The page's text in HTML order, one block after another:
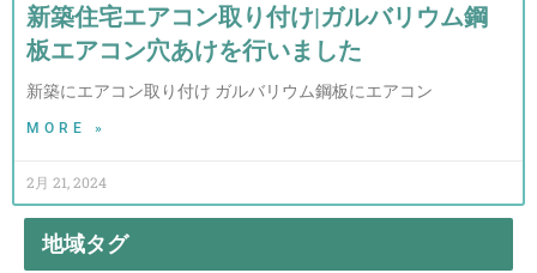
新築住宅エアコン取り付け|ガルバリウム鋼
板エアコン穴あけを行いました
新築にエアコン取り付け ガルバリウム鋼板にエアコン
MORE »
2月 21, 2024
地域タグ